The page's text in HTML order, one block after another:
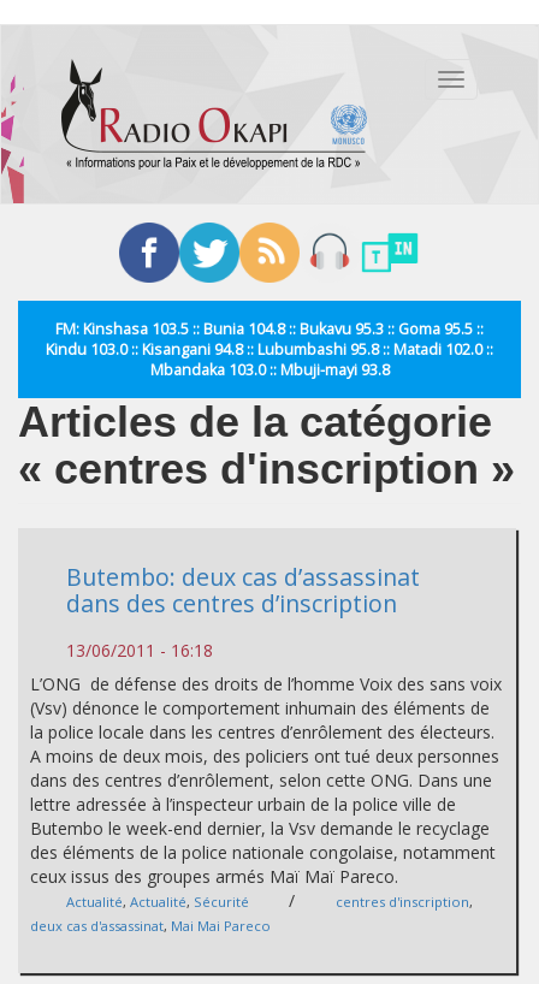
contenu
principal
Toggle
FM: Kinshasa 103.5 :: Bunia 104.8 :: Bukavu 95.3 :: Goma 95.5 ::
Kindu 103.0 :: Kisangani 94.8 :: Lubumbashi 95.8 :: Matadi 102.0 ::
Mbandaka 103.0 :: Mbuji-mayi 93.8
Articles de la catégorie
« centres d'inscription »
Butembo: deux cas d’assassinat
dans des centres d’inscription
13/06/2011 - 16:18
L’ONG de défense des droits de l’homme Voix des sans voix
(Vsv) dénonce le comportement inhumain des éléments de
la police locale dans les centres d’enrôlement des électeurs.
A moins de deux mois, des policiers ont tué deux personnes
dans des centres d’enrôlement, selon cette ONG. Dans une
lettre adressée à l’inspecteur urbain de la police ville de
Butembo le week-end dernier, la Vsv demande le recyclage
des éléments de la police nationale congolaise, notamment
ceux issus des groupes armés Maï Maï Pareco.
Actualité, Actualité, Sécurité / centres d'inscription,
deux cas d'assassinat, Mai Mai Pareco